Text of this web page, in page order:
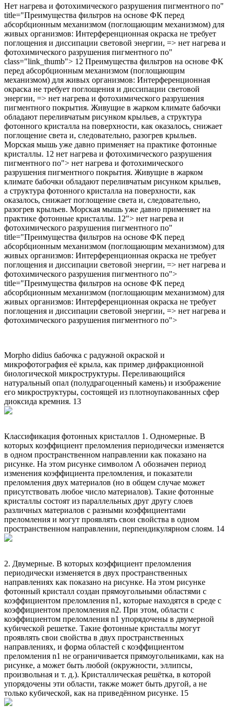
Нет нагрева и фотохимического разрушения пигментного по"
title="Преимущества фильтров на основе ФК перед
абсорбционным механизмом (поглощающим механизмом) для
живых организмов: Интерференционная окраска не требует
поглощения и диссипации световой энергии, => нет нагрева и
фотохимического разрушения пигментного по"
class="link_thumb"> 12 Преимущества фильтров на основе ФК
перед абсорбционным механизмом (поглощающим
механизмом) для живых организмов: Интерференционная
окраска не требует поглощения и диссипации световой
энергии, => нет нагрева и фотохимического разрушения
пигментного покрытия. Живущие в жарком климате бабочки
обладают переливчатым рисунком крыльев, а структура
фотонного кристалла на поверхности, как оказалось, снижает
поглощение света и, следовательно, разогрев крыльев.
Морская мышь уже давно применяет на практике фотонные
кристаллы. 12 нет нагрева и фотохимического разрушения
пигментного по"> нет нагрева и фотохимического
разрушения пигментного покрытия. Живущие в жарком
климате бабочки обладают переливчатым рисунком крыльев,
а структура фотонного кристалла на поверхности, как
оказалось, снижает поглощение света и, следовательно,
разогрев крыльев. Морская мышь уже давно применяет на
практике фотонные кристаллы. 12"> нет нагрева и
фотохимического разрушения пигментного по"
title="Преимущества фильтров на основе ФК перед
абсорбционным механизмом (поглощающим механизмом) для
живых организмов: Интерференционная окраска не требует
поглощения и диссипации световой энергии, => нет нагрева и
фотохимического разрушения пигментного по">
title="Преимущества фильтров на основе ФК перед
абсорбционным механизмом (поглощающим механизмом) для
живых организмов: Интерференционная окраска не требует
поглощения и диссипации световой энергии, => нет нагрева и
фотохимического разрушения пигментного по">
Morpho didius бабочка с радужной окраской и
микрофотография её крыла, как пример дифракционной
биологической микроструктуры. Переливающийся
натуральный опал (полудрагоценный камень) и изображение
его микроструктуры, состоящей из плотноупакованных сфер
диоксида кремния. 13
Классификация фотонных кристаллов 1. Одномерные. В
которых коэффициент преломления периодически изменяется
в одном пространственном направлении как показано на
рисунке. На этом рисунке символом Λ обозначен период
изменения коэффициента преломления, и показатели
преломления двух материалов (но в общем случае может
присутствовать любое число материалов). Такие фотонные
кристаллы состоят из параллельных друг другу слоев
различных материалов с разными коэффициентами
преломления и могут проявлять свои свойства в одном
пространственном направлении, перпендикулярном слоям. 14
2. Двумерные. В которых коэффициент преломления
периодически изменяется в двух пространственных
направлениях как показано на рисунке. На этом рисунке
фотонный кристалл создан прямоугольными областями с
коэффициентом преломления n1, которые находятся в среде с
коэффициентом преломления n2. При этом, области с
коэффициентом преломления n1 упорядочены в двумерной
кубической решетке. Такие фотонные кристаллы могут
проявлять свои свойства в двух пространственных
направлениях, и форма областей с коэффициентом
преломления n1 не ограничивается прямоугольниками, как на
рисунке, а может быть любой (окружности, эллипсы,
произвольная и т. д.). Кристаллическая решётка, в которой
упорядочены эти области, также может быть другой, а не
только кубической, как на приведённом рисунке. 15